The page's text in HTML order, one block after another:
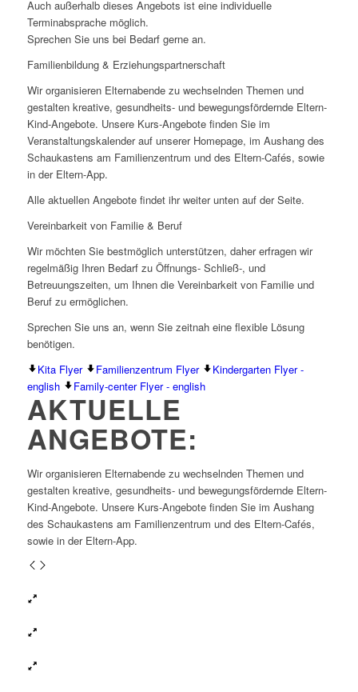
Auch außerhalb dieses Angebots ist eine individuelle
Terminabsprache möglich.
Sprechen Sie uns bei Bedarf gerne an.
Familienbildung & Erziehungspartnerschaft
Wir organisieren Elternabende zu wechselnden Themen und
gestalten kreative, gesundheits- und bewegungsfördernde Eltern-
Kind-Angebote. Unsere Kurs-Angebote finden Sie im
Veranstaltungskalender auf unserer Homepage, im Aushang des
Schaukastens am Familienzentrum und des Eltern-Cafés, sowie
in der Eltern-App.
Alle aktuellen Angebote findet ihr weiter unten auf der Seite.
Vereinbarkeit von Familie & Beruf
Wir möchten Sie bestmöglich unterstützen, daher erfragen wir
regelmäßig Ihren Bedarf zu Öffnungs- Schließ-, und
Betreuungszeiten, um Ihnen die Vereinbarkeit von Familie und
Beruf zu ermöglichen.
Sprechen Sie uns an, wenn Sie zeitnah eine flexible Lösung
benötigen.
Kita Flyer
Familienzentrum Flyer
Kindergarten Flyer -
english
Family-center Flyer - english
AKTUELLE
ANGEBOTE:
Wir organisieren Elternabende zu wechselnden Themen und
gestalten kreative, gesundheits- und bewegungsfördernde Eltern-
Kind-Angebote. Unsere Kurs-Angebote finden Sie im Aushang
des Schaukastens am Familienzentrum und des Eltern-Cafés,
sowie in der Eltern-App.